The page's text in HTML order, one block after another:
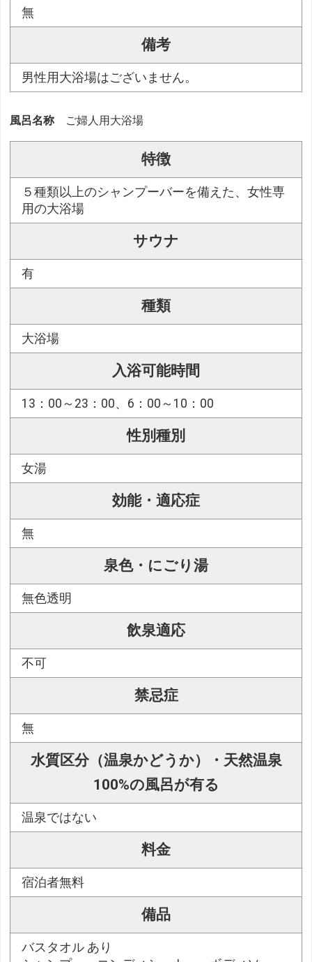
無
備考
男性用大浴場はございません。
風呂名称 ご婦人用大浴場
特徴
５種類以上のシャンプーバーを備えた、女性専
用の大浴場
サウナ
有
種類
大浴場
入浴可能時間
13：00～23：00、6：00～10：00
性別種別
女湯
効能・適応症
無
泉色・にごり湯
無色透明
飲泉適応
不可
禁忌症
無
水質区分（温泉かどうか）・天然温泉
100%の風呂が有る
温泉ではない
料金
宿泊者無料
備品
バスタオル あり